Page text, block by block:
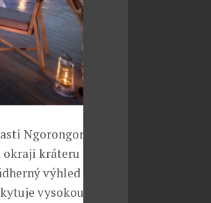
Ngorongoro a je
okraji kráteru
výhled z
vysokou